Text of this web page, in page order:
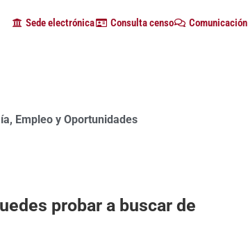
Sede electrónica Consulta censo Comunicación
Empleo y Oportunidades
probar a buscar de